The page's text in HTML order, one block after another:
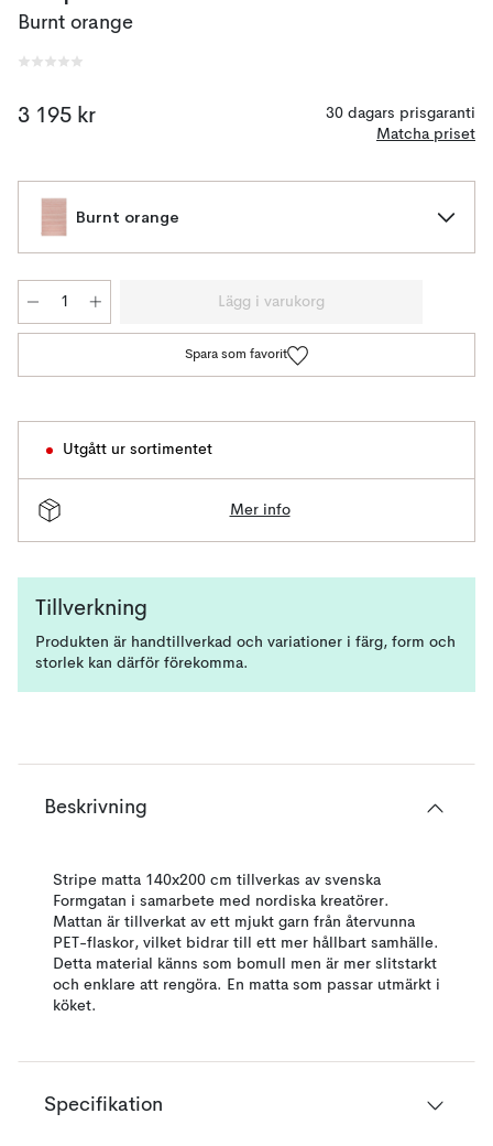
Burnt orange
3 195 kr
30 dagars prisgaranti
Matcha priset
Burnt orange
Lägg i varukorg
Spara som favorit
Utgått ur sortimentet
Mer info
Tillverkning
Produkten är handtillverkad och variationer i färg, form och
storlek kan därför förekomma.
Beskrivning
Stripe matta 140x200 cm tillverkas av svenska
Formgatan i samarbete med nordiska kreatörer.
Mattan är tillverkat av ett mjukt garn från återvunna
PET-flaskor, vilket bidrar till ett mer hållbart samhälle.
Detta material känns som bomull men är mer slitstarkt
och enklare att rengöra. En matta som passar utmärkt i
köket.
Specifikation